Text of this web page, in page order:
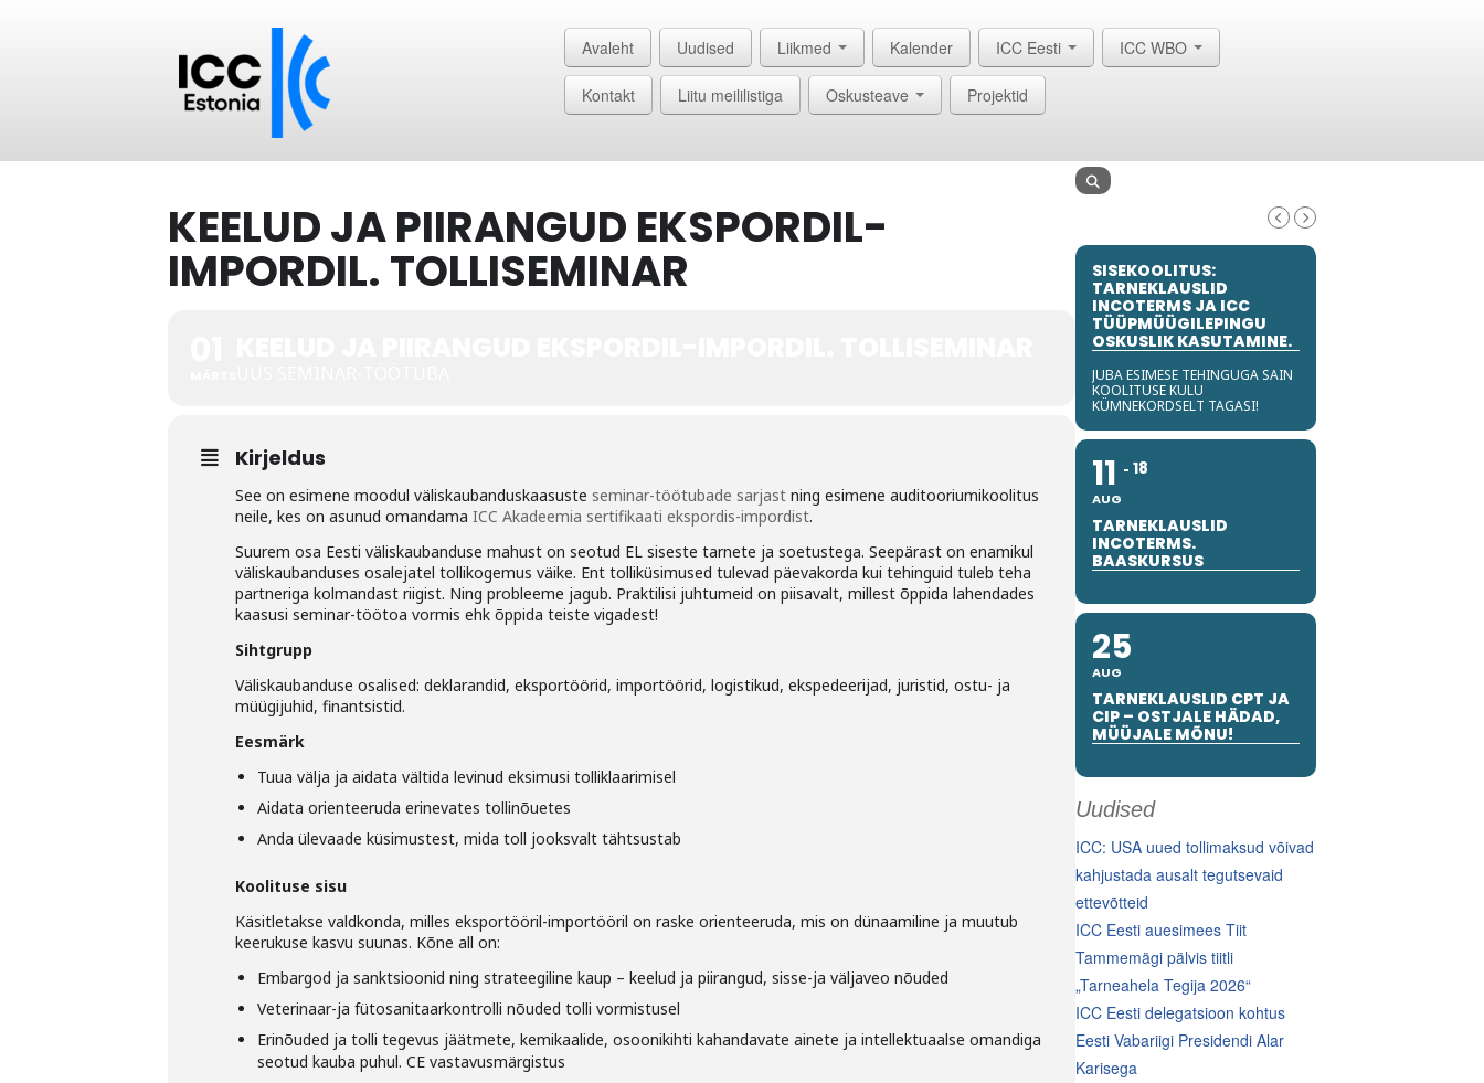
Avaleht Uudised Liikmed Kalender ICC Eesti ICC WBO
Kontakt Liitu meililistiga Oskusteave Projektid
KEELUD JA PIIRANGUD EKSPORDIL-
IMPORDIL. TOLLISEMINAR
Kirjeldus
See on esimene moodul väliskaubanduskaasuste seminar-töötubade sarjast ning esimene auditooriumikoolitus
neile, kes on asunud omandama ICC Akadeemia sertifikaati ekspordis-impordist.
Suurem osa Eesti väliskaubanduse mahust on seotud EL siseste tarnete ja soetustega. Seepärast on enamikul
väliskaubanduses osalejatel tollikogemus väike. Ent tolliküsimused tulevad päevakorda kui tehinguid tuleb teha
partneriga kolmandast riigist. Ning probleeme jagub. Praktilisi juhtumeid on piisavalt, millest õppida lahendades
kaasusi seminar-töötoa vormis ehk õppida teiste vigadest!
Sihtgrupp
Väliskaubanduse osalised: deklarandid, eksportöörid, importöörid, logistikud, ekspedeerijad, juristid, ostu- ja
müügijuhid, finantsistid.
Eesmärk
Tuua välja ja aidata vältida levinud eksimusi tolliklaarimisel
Aidata orienteeruda erinevates tollinõuetes
Anda ülevaade küsimustest, mida toll jooksvalt tähtsustab
Koolituse sisu
Käsitletakse valdkonda, milles eksportööril-importööril on raske orienteeruda, mis on dünaamiline ja muutub
keerukuse kasvu suunas. Kõne all on:
Embargod ja sanktsioonid ning strateegiline kaup – keelud ja piirangud, sisse-ja väljaveo nõuded
Veterinaar-ja fütosanitaarkontrolli nõuded tolli vormistusel
Erinõuded ja tolli tegevus jäätmete, kemikaalide, osoonikihti kahandavate ainete ja intellektuaalse omandiga
seotud kauba puhul. CE vastavusmärgistus
SISEKOOLITUS:
TARNEKLAUSLID
INCOTERMS JA ICC
TÜÜPMÜÜGILEPINGU
OSKUSLIK KASUTAMINE.
JUBA ESIMESE TEHINGUGA SAIN
KOOLITUSE KULU
KÜMNEKORDSELT TAGASI!
11
AUG
18
TARNEKLAUSLID
INCOTERMS.
BAASKURSUS
25
AUG
TARNEKLAUSLID CPT JA
CIP – OSTJALE HÄDAD,
MÜÜJALE MÕNU!
Uudised
ICC: USA uued tollimaksud võivad
kahjustada ausalt tegutsevaid
ettevõtteid
ICC Eesti auesimees Tiit
Tammemägi pälvis tiitli
„Tarneahela Tegija 2026“
ICC Eesti delegatsioon kohtus
Eesti Vabariigi Presidendi Alar
Karisega